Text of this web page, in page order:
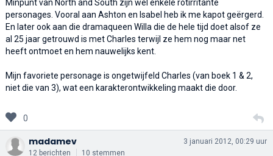
Minpunt van North and South zijn wel enkele rotirritante
personages. Vooral aan Ashton en Isabel heb ik me kapot geërgerd.
En later ook aan die dramaqueen Willa die de hele tijd doet alsof ze
al 25 jaar getrouwd is met Charles terwijl ze hem nog maar net
heeft ontmoet en hem nauwelijks kent.
Mijn favoriete personage is ongetwijfeld Charles (van boek 1 & 2,
niet die van 3), wat een karakterontwikkeling maakt die door.
0
madamev
12 berichten 10 stemmen
3 januari 2012, 00:29 uur